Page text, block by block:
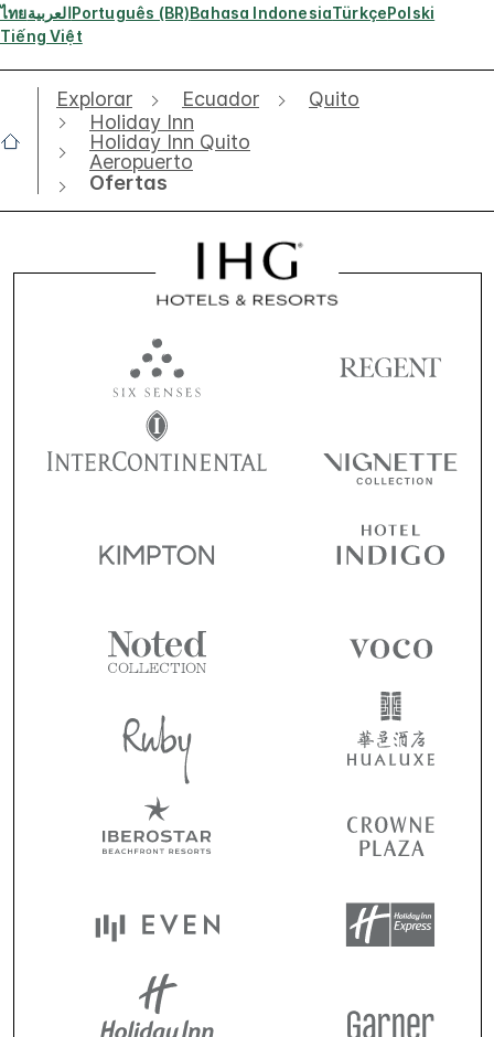
ไทยالعربيةPortuguês (BR)Bahasa IndonesiaTürkçePolski
Tiếng Việt
Explorar Ecuador
Quito
Holiday Inn
Holiday Inn Quito
Aeropuerto
Ofertas